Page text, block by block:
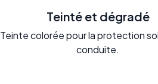
Teinté et dégradé
Teinte colorée pour la protection
conduite.